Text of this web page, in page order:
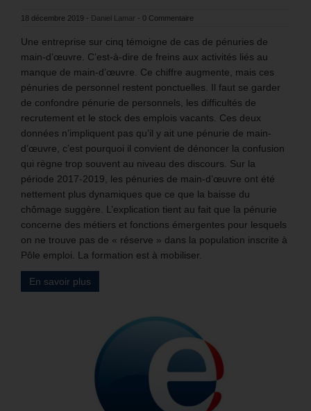
18 décembre 2019 - Daniel Lamar - 0 Commentaire
Une entreprise sur cinq témoigne de cas de pénuries de
main-d’œuvre. C’est-à-dire de freins aux activités liés au
manque de main-d’œuvre. Ce chiffre augmente, mais ces
pénuries de personnel restent ponctuelles. Il faut se garder
de confondre pénurie de personnels, les difficultés de
recrutement et le stock des emplois vacants. Ces deux
données n’impliquent pas qu’il y ait une pénurie de main-
d’œuvre, c’est pourquoi il convient de dénoncer la confusion
qui règne trop souvent au niveau des discours. Sur la
période 2017-2019, les pénuries de main-d’œuvre ont été
nettement plus dynamiques que ce que la baisse du
chômage suggère. L’explication tient au fait que la pénurie
concerne des métiers et fonctions émergentes pour lesquels
on ne trouve pas de « réserve » dans la population inscrite à
Pôle emploi. La formation est à mobiliser.
En savoir plus